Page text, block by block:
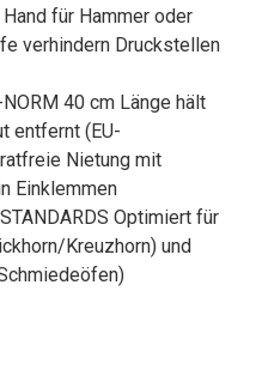
für Hammer oder
verhindern Druckstellen
40 cm Länge hält
entfernt (EU-
Nietung mit
Einklemmen
Optimiert für
Kreuzhorn) und